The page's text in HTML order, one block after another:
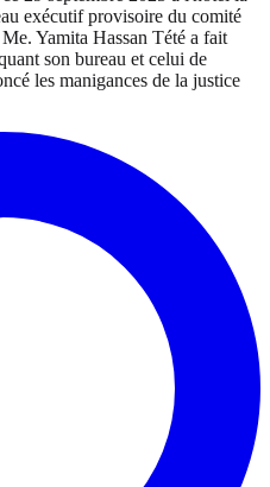
exécutif provisoire du comité
Yamita Hassan Tété a fait
son bureau et celui de
les manigances de la justice